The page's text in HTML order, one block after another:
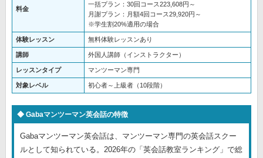
料金
一括プラン：30回コース223,608円～
月謝プラン：月額4回コース29,920円～
※学生割20%適用の場合
体験レッスン 無料体験レッスンあり
講師 外国人講師（インストラクター）
レッスンタイプ マンツーマン専門
対象レベル 初心者～上級者（10段階）
Gabaマンツーマン英会話の特徴
Gabaマンツーマン英会話は、マンツーマン専門の英会話スクー
ルとして知られている。2026年の「英会話教室ランキング」で総